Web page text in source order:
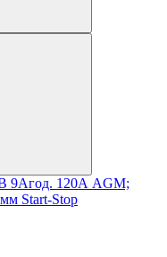
9Агод. 120А AGM;
Start-Stop